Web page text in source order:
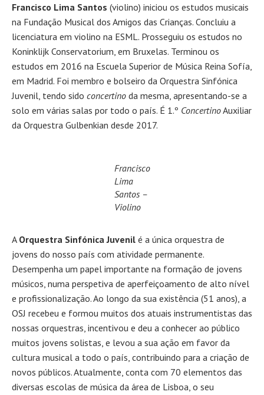
Francisco Lima Santos (violino) iniciou os estudos musicais
na Fundação Musical dos Amigos das Crianças. Concluiu a
licenciatura em violino na ESML. Prosseguiu os estudos no
Koninklijk Conservatorium, em Bruxelas. Terminou os
estudos em 2016 na Escuela Superior de Música Reina Sofía,
em Madrid. Foi membro e bolseiro da Orquestra Sinfónica
Juvenil, tendo sido concertino da mesma, apresentando-se a
solo em várias salas por todo o país. É 1.º ConcertinoAuxiliar
da Orquestra Gulbenkian desde 2017.
Francisco
Lima
Santos –
Violino
A Orquestra Sinfónica Juvenil é a única orquestra de
jovens do nosso país com atividade permanente.
Desempenha um papel importante na formação de jovens
músicos, numa perspetiva de aperfeiçoamento de alto nível
e profissionalização. Ao longo da sua existência (51 anos), a
OSJ recebeu e formou muitos dos atuais instrumentistas das
nossas orquestras, incentivou e deu a conhecer ao público
muitos jovens solistas, e levou a sua ação em favor da
cultura musical a todo o país, contribuindo para a criação de
novos públicos. Atualmente, conta com 70 elementos das
diversas escolas de música da área de Lisboa, o seu